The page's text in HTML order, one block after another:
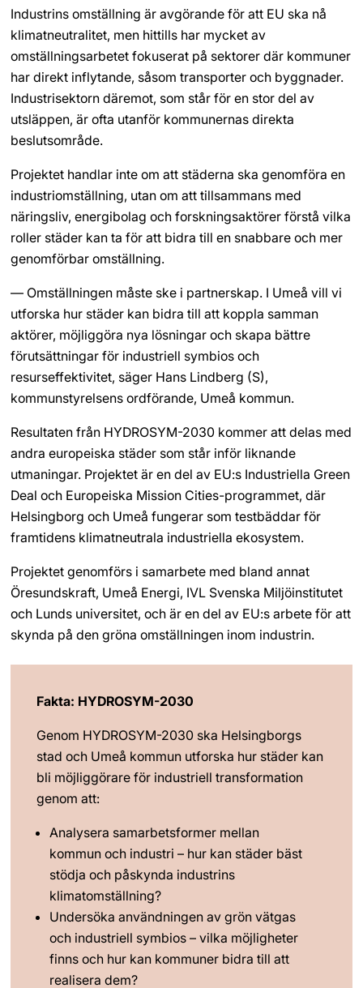
Industrins omställning är avgörande för att EU ska nå
klimatneutralitet, men hittills har mycket av
omställningsarbetet fokuserat på sektorer där kommuner
har direkt inflytande, såsom transporter och byggnader.
Industrisektorn däremot, som står för en stor del av
utsläppen, är ofta utanför kommunernas direkta
beslutsområde.
Projektet handlar inte om att städerna ska genomföra en
industriomställning, utan om att tillsammans med
näringsliv, energibolag och forskningsaktörer förstå vilka
roller städer kan ta för att bidra till en snabbare och mer
genomförbar omställning.
— Omställningen måste ske i partnerskap. I Umeå vill vi
utforska hur städer kan bidra till att koppla samman
aktörer, möjliggöra nya lösningar och skapa bättre
förutsättningar för industriell symbios och
resurseffektivitet, säger Hans Lindberg (S),
kommunstyrelsens ordförande, Umeå kommun.
Resultaten från HYDROSYM-2030 kommer att delas med
andra europeiska städer som står inför liknande
utmaningar. Projektet är en del av EU:s Industriella Green
Deal och Europeiska Mission Cities-programmet, där
Helsingborg och Umeå fungerar som testbäddar för
framtidens klimatneutrala industriella ekosystem.
Projektet genomförs i samarbete med bland annat
Öresundskraft, Umeå Energi, IVL Svenska Miljöinstitutet
och Lunds universitet, och är en del av EU:s arbete för att
skynda på den gröna omställningen inom industrin.
Fakta: HYDROSYM-2030
Genom HYDROSYM-2030 ska Helsingborgs
stad och Umeå kommun utforska hur städer kan
bli möjliggörare för industriell transformation
genom att:
Analysera samarbetsformer mellan
kommun och industri – hur kan städer bäst
stödja och påskynda industrins
klimatomställning?
Undersöka användningen av grön vätgas
och industriell symbios – vilka möjligheter
finns och hur kan kommuner bidra till att
realisera dem?